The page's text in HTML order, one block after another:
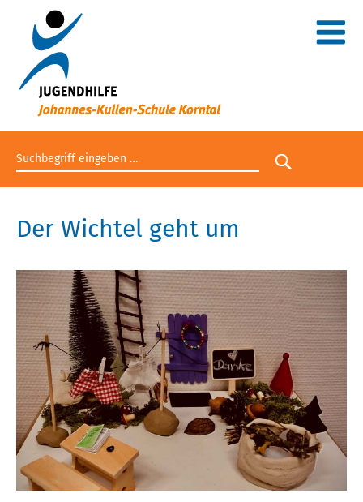
Suchbegriff eingeben
Suche
Der Wichtel geht um